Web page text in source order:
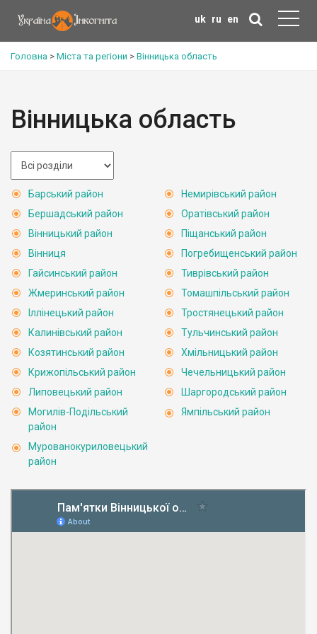
uk ru en
Головна > Міста та регіони > Вінницька область
Вінницька область
Барський район
Бершадський район
Вінницький район
Вінниця
Гайсинський район
Жмеринський район
Іллінецький район
Калинівський район
Козятинський район
Крижопільський район
Липовецький район
Могилів-Подільський
район
Мурованокуриловецький
район
Немирівський район
Оратівський район
Піщанський район
Погребищенський район
Тиврівський район
Томашпільський район
Тростянецький район
Тульчинський район
Хмільницький район
Чечельницький район
Шаргородський район
Ямпільський район